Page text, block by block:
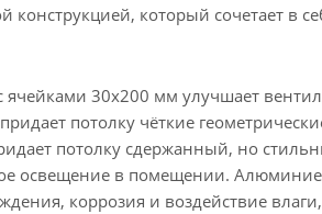
конструкцией, который сочетает в
ячейками 30х200 мм улучшает
потолку чёткие
потолку сдержанный, но
освещение в помещении.
коррозия и воздействие